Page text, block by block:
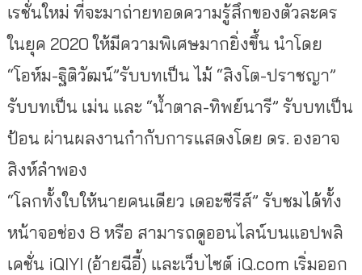
เรชั่นใหม่ ที่จะมาถ่ายทอดความรู้สึกของตัวละคร
ในยุค 2020 ให้มีความพิเศษมากยิ่งขึ้น นำโดย
“โอห์ม-ฐิติวัฒน์”รับบทเป็น ไม้ “สิงโต-ปราชญา”
รับบทเป็น เม่น และ “น้ำตาล-ทิพย์นารี” รับบทเป็น
ป้อน ผ่านผลงานกำกับการแสดงโดย ดร. องอาจ
สิงห์ลำพอง
“โลกทั้งใบให้นายคนเดียว เดอะซีรีส์” รับชมได้ทั้ง
หน้าจอช่อง 8 หรือ สามารถดูออนไลน์บนแอปพลิ
เคชั่น iQIYI (อ้ายฉีอี้) และเว็บไซต์ iQ.com เริ่มออก